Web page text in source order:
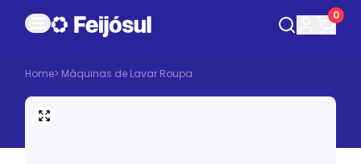
0
Home> Máquinas de Lavar Roupa